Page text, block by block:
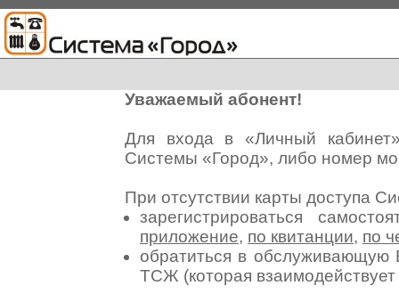
Уважаемый абонент!
Для входа в «Личный
Системы «Город», либо номер
При отсутствии карты доступа
зарегистрироваться
приложение, по квитанции, по
обратиться в
ТСЖ (которая